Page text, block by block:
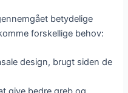
betydelige
forskellige behov:
design, brugt siden de